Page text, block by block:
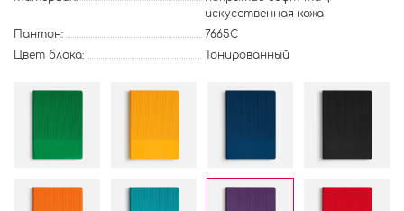
искусственная кожа
Пантон:
7665C
Цвет блока:
Тонированный